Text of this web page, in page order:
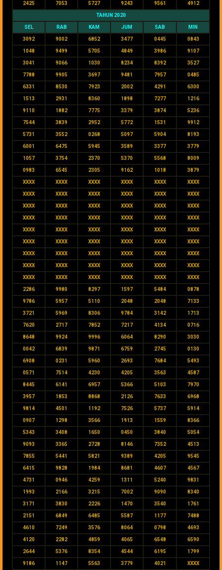
2425 7053 5727 9243 9561 4912
TAHUN 2020
SEL RAB KAM JUM SAB MIN
3092 9002 6852 3477 0445 0843
1048 9499 5705 4849 3986 9107
3041 9066 1030 8234 8392 3527
7788 9905 3697 9481 7957 0485
6331 8530 7923 2002 4291 6300
1513 2931 8360 1898 7277 1216
9110 1882 7775 3379 3874 5236
7544 3839 2952 5772 1531 9912
5731 3552 0268 5097 5904 8193
6001 6475 5945 3589 3377 3779
1057 3754 2370 5370 5568 8009
0983 6545 2305 9162 1018 3879
XXXX XXXX XXXX XXXX XXXX XXXX
XXXX XXXX XXXX XXXX XXXX XXXX
XXXX XXXX XXXX XXXX XXXX XXXX
XXXX XXXX XXXX XXXX XXXX XXXX
XXXX XXXX XXXX XXXX XXXX XXXX
XXXX XXXX XXXX XXXX XXXX XXXX
XXXX XXXX XXXX XXXX XXXX XXXX
XXXX XXXX XXXX XXXX XXXX XXXX
XXXX XXXX XXXX XXXX XXXX XXXX
2286 9980 8297 1597 5484 0878
9786 5957 5110 2048 2048 7133
3721 5969 8306 9784 3142 1713
7620 2717 7852 7217 4134 0716
8648 9924 9996 6064 8290 3030
0042 6839 9871 6759 2745 0130
6908 0231 5960 2693 7684 5493
0571 7514 4230 4205 3563 4587
8445 6141 6957 5366 5103 7970
3957 1853 8868 2126 7633 6968
9814 4501 1192 7526 5737 5914
0907 1298 3566 1913 1559 8366
5343 3408 1650 0450 3840 5054
9093 3365 2728 8146 7352 4513
7855 5441 5821 9389 4205 9545
6415 9828 1984 8681 4607 4567
4731 0946 4259 1311 5240 9831
1993 2166 3215 7002 9090 8340
3171 3830 2226 1470 3540 1761
2151 6849 6485 5587 1177 7488
4610 7249 3576 8064 0798 4693
4120 2282 4859 4065 6548 6590
2644 5376 8354 4544 6195 1799
9186 1147 5563 3779 4021 XXXX